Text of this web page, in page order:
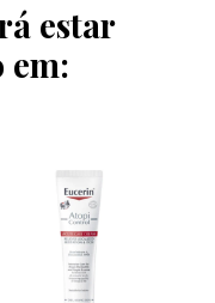
estar
em: